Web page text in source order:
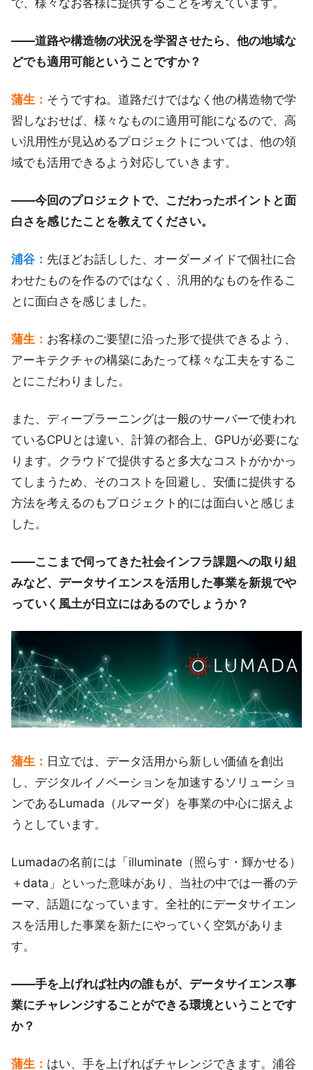
で、様々なお客様に提供することを考えています。
――道路や構造物の状況を学習させたら、他の地域な
どでも適用可能ということですか？
蒲生： そうですね。道路だけではなく他の構造物で学
習しなおせば、様々なものに適用可能になるので、高
い汎用性が見込めるプロジェクトについては、他の領
域でも活用できるよう対応していきます。
――今回のプロジェクトで、こだわったポイントと面
白さを感じたことを教えてください。
浦谷： 先ほどお話しした、オーダーメイドで個社に合
わせたものを作るのではなく、汎用的なものを作るこ
とに面白さを感じました。
蒲生： お客様のご要望に沿った形で提供できるよう、
アーキテクチャの構築にあたって様々な工夫をするこ
とにこだわりました。
また、ディープラーニングは一般のサーバーで使われ
ているCPUとは違い、計算の都合上、GPUが必要にな
ります。クラウドで提供すると多大なコストがかかっ
てしまうため、そのコストを回避し、安価に提供する
方法を考えるのもプロジェクト的には面白いと感じま
した。
――ここまで伺ってきた社会インフラ課題への取り組
みなど、データサイエンスを活用した事業を新規でや
っていく風土が日立にはあるのでしょうか？
蒲生： 日立では、データ活用から新しい価値を創出
し、デジタルイノベーションを加速するソリューショ
ンであるLumada（ルマーダ）を事業の中心に据えよ
うとしています。
Lumadaの名前には「illuminate（照らす・輝かせる）
＋data」といった意味があり、当社の中では一番のテ
ーマ、話題になっています。全社的にデータサイエン
スを活用した事業を新たにやっていく空気がありま
す。
――手を上げれば社内の誰もが、データサイエンス事
業にチャレンジすることができる環境ということです
か？
蒲生： はい、手を上げればチャレンジできます。浦谷